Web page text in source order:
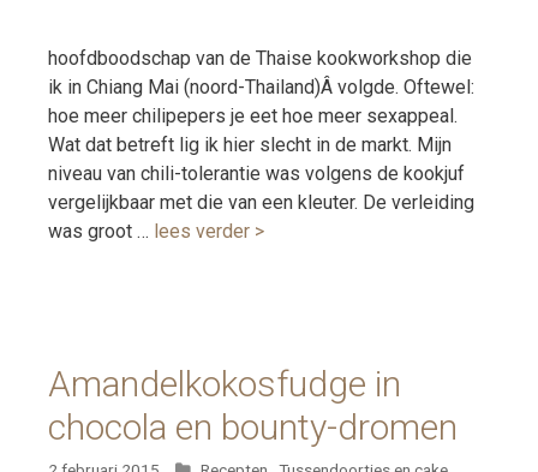
hoofdboodschap van de Thaise kookworkshop die
ik in Chiang Mai (noord-Thailand)Â volgde. Oftewel:
hoe meer chilipepers je eet hoe meer sexappeal.
Wat dat betreft lig ik hier slecht in de markt. Mijn
niveau van chili-tolerantie was volgens de kookjuf
vergelijkbaar met die van een kleuter. De verleiding
was groot … lees verder >
Amandelkokosfudge in
chocola en bounty-dromen